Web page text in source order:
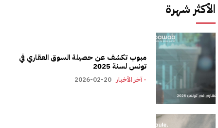
الأكثر شهرة
مبوب تكشف عن حصيلة السوق العقاري في
تونس لسنة 2025
- آخر الأخبار 2026-02-20